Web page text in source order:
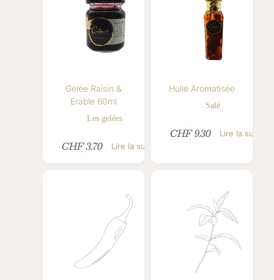
Gelée Raisin &
Erable 60ml
Les gelées
CHF3.70 Lire la suite
Huile Aromatisée
Salé
CHF9.30 Lire la suite